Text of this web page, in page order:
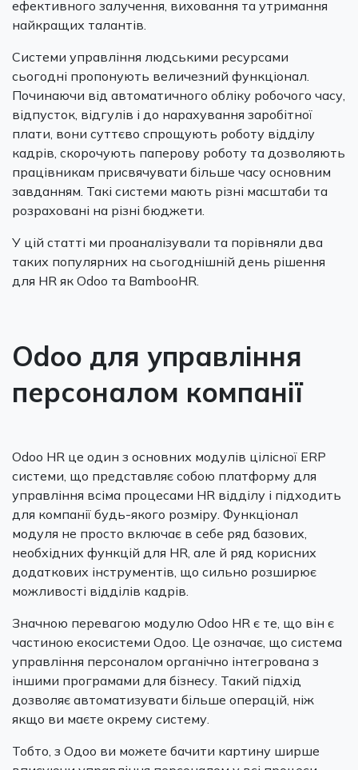
ефективного залучення, виховання та утримання
найкращих талантів.
Системи управління людськими ресурсами
сьогодні пропонують величезний функціонал.
Починаючи від автоматичного обліку робочого часу,
відпусток, відгулів і до нарахування заробітної
плати, вони суттєво спрощують роботу відділу
кадрів, скорочують паперову роботу та дозволяють
працівникам присвячувати більше часу основним
завданням. Такі системи мають різні масштаби та
розраховані на різні бюджети.
У цій статті ми проаналізували та порівняли два
таких популярних на сьогоднішній день рішення
для HR як Odoo та BambooHR.
Odoo для управління
персоналом компанії
Odoo HR це один з основних модулів цілісної ERP
системи, що представляє собою платформу для
управління всіма процесами НR відділу і підходить
для компанії будь-якого розміру. Функціонал
модуля не просто включає в себе ряд базових,
необхідних функцій для НR, але й ряд корисних
додаткових інструментів, що сильно розширює
можливості відділів кадрів.
Значною перевагою модулю Odoo HR є те, що він є
частиною екосистеми Одоо. Це означає, що система
управління персоналом органічно інтегрована з
іншими програмами для бізнесу. Такий підхід
дозволяє автоматизувати більше операцій, ніж
якщо ви маєте окрему систему.
Тобто, з Одоо ви можете бачити картину ширше